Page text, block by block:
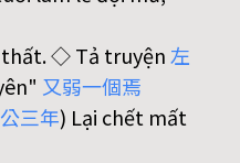
◇ Tả truyện左
又弱一個焉
公三年) Lại chết mất